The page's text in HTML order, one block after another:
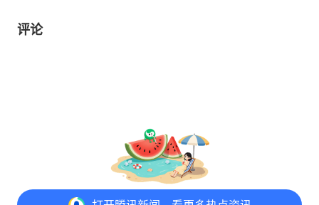
评论